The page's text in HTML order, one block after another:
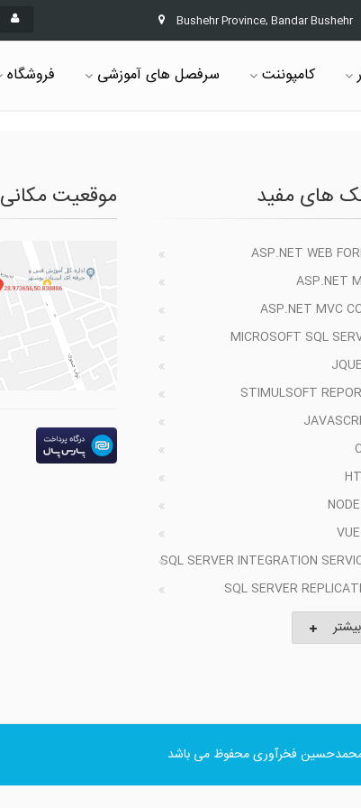
Bushehr Province, Bandar Bushehr
فروشگاه سرفصل های آموزشی کامپوننت
موقعیت مکانی های مفید
ASP.NET WEB
ASP.NET
ASP.NET MVC
MICROSOFT SQL
STIMULSOFT
SQL SERVER INTEGRATION
SQL SERVER
بیشتر
فخرآوریمحفوظ می باشد